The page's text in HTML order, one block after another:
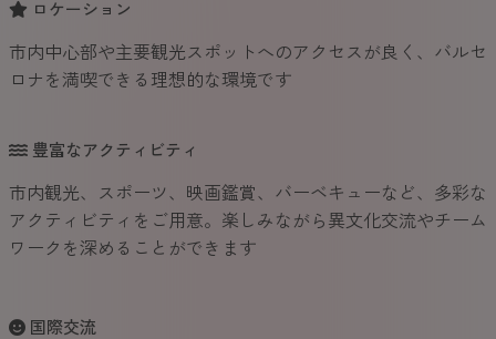
ロケーション
市内中心部や主要観光スポットへのアクセスが良く、バルセ
ロナを満喫できる理想的な環境です
豊富なアクティビティ
市内観光、スポーツ、映画鑑賞、バーベキューなど、多彩な
アクティビティをご用意。楽しみながら異文化交流やチーム
ワークを深めることができます
国際交流